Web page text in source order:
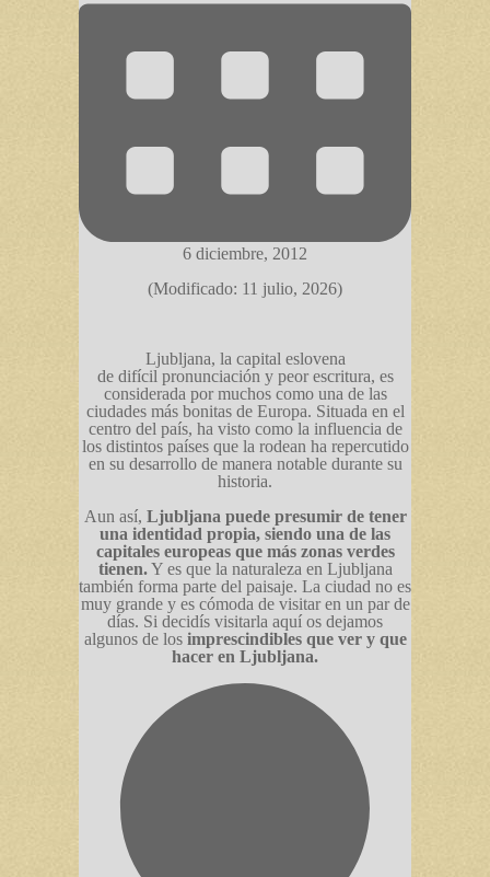
6 diciembre, 2012
(Modificado: 11 julio, 2026)
Ljubljana, la capital eslovena
de difícil pronunciación y peor escritura, es
considerada por muchos como una de las
ciudades más bonitas de Europa. Situada en el
centro del país, ha visto como la influencia de
los distintos países que la rodean ha repercutido
en su desarrollo de manera notable durante su
historia.
Aun así, Ljubljana puede presumir de tener
una identidad propia, siendo una de las
capitales europeas que más zonas verdes
tienen.Y es que la naturaleza en Ljubljana
también forma parte del paisaje. La ciudad no es
muy grande y es cómoda de visitar en un par de
días. Si decidís visitarla aquí os dejamos
algunos de los imprescindibles que ver y que
hacer en Ljubljana.